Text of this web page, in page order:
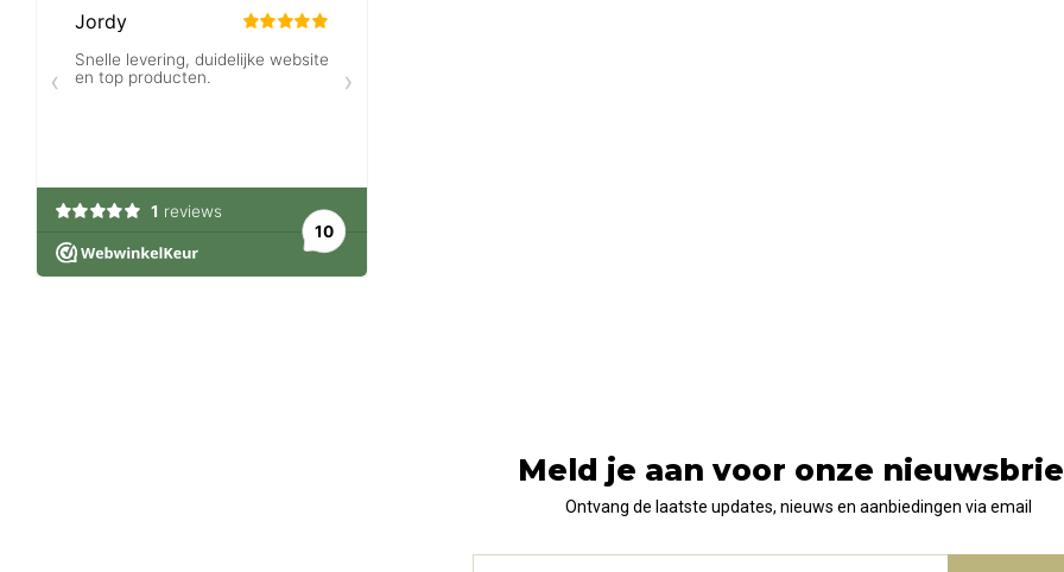
Meld je aan voor onze
Ontvang de laatste updates, nieuws en aanbiedingen via email